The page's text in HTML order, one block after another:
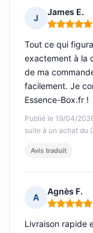
J
James E.
Note : 5
Publié le 19/04/
suite à un achat du
Tout ce qui
exactement à la
de ma
facilement. Je
Essence-Box.fr !
Avis traduit
A
Agnès F.
Note : 5
Livraison rapide